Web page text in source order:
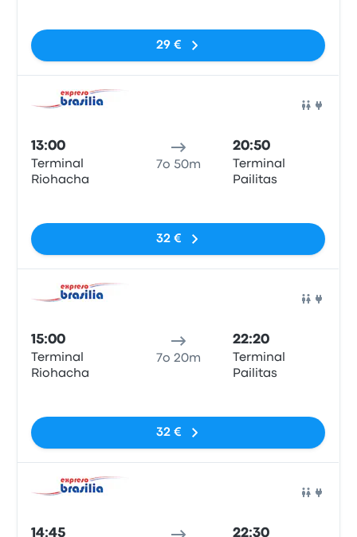
29 €
13:00
Terminal
Riohacha
7o 50m
20:50
Terminal
Pailitas
32 €
15:00
Terminal
Riohacha
7o 20m
22:20
Terminal
Pailitas
32 €
14:45 22:30